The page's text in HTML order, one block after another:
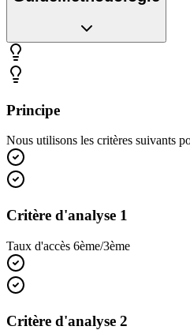
Principe
Nous utilisons les critères suivants
Critère d'analyse 1
Taux d'accès 6ème/3ème
Critère d'analyse 2